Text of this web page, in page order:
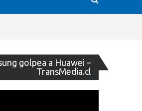
golpea a Huawei –
TransMedia.cl
de
vídeo